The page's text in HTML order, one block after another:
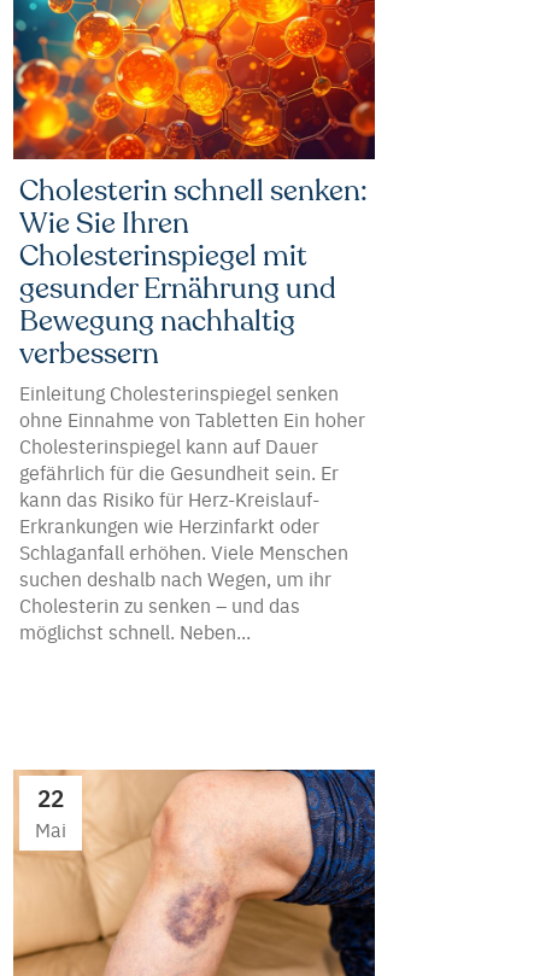
Cholesterin schnell senken:
Wie Sie Ihren
Cholesterinspiegel mit
gesunder Ernährung und
Bewegung nachhaltig
verbessern
Einleitung Cholesterinspiegel senken
ohne Einnahme von Tabletten Ein hoher
Cholesterinspiegel kann auf Dauer
gefährlich für die Gesundheit sein. Er
kann das Risiko für Herz-Kreislauf-
Erkrankungen wie Herzinfarkt oder
Schlaganfall erhöhen. Viele Menschen
suchen deshalb nach Wegen, um ihr
Cholesterin zu senken – und das
möglichst schnell. Neben...
22
Mai